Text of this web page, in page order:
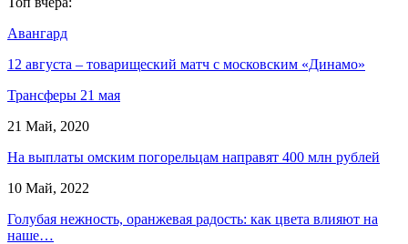
Авангард
12 августа – товарищеский матч с московским «Динамо»
Трансферы 21 мая
21 Май, 2020
На выплаты омским погорельцам направят 400 млн рублей
10 Май, 2022
Голубая нежность, оранжевая радость: как цвета влияют на
наше…